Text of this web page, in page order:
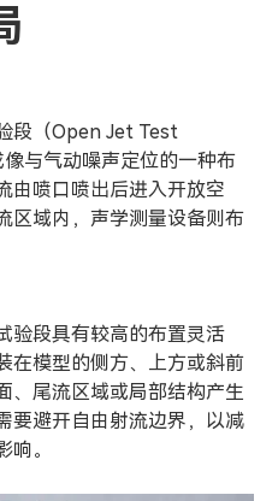
段（Open Jet Test
与气动噪声定位的一种布
由喷口喷出后进入开放空
区域内，声学测量设备则布
验段具有较高的布置灵活
在模型的侧方、上方或斜前
、尾流区域或局部结构产生
要避开自由射流边界，以减
。